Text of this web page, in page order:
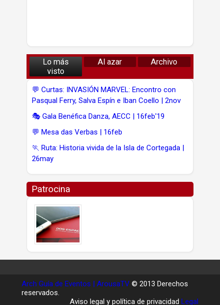
Lo más
visto
Al azar Archivo
💬 Curtas: INVASIÓN MARVEL: Encontro con
Pasqual Ferry, Salva Espín e Iban Coello | 2nov
🎭 Gala Benéfica Danza, AECC | 16feb'19
💬 Mesa das Verbas | 16feb
🏃 Ruta: Historia vivida de la Isla de Cortegada |
26may
Patrocina
Arch Guía de Eventos | ArousaTV © 2013 Derechos
reservados.
Aviso legal y política de privacidad Legal